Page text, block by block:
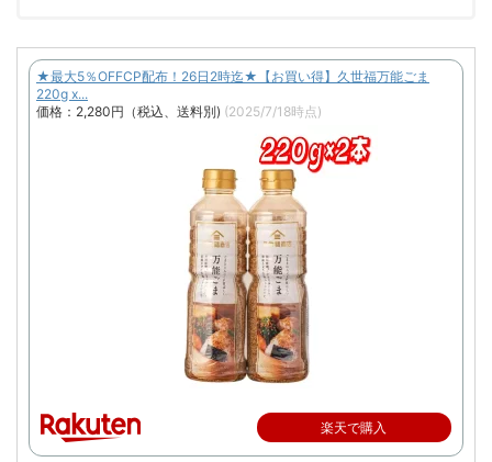
★最大5％OFFCP配布！26日2時迄★【お買い得】久世福万能ごま
220g x...
価格：2,280円（税込、送料別) (2025/7/18時点)
楽天で購入